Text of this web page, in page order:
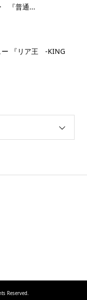
『普通...
ー 『リア王 -KING
Reserved.